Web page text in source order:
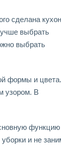
сделана
выбрать
выбрать
формы и цвета.
узором. В
и не